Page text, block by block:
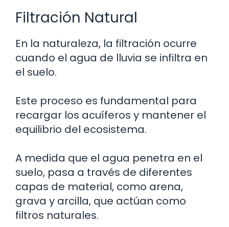
Filtración Natural
En la naturaleza, la filtración ocurre
cuando el agua de lluvia se infiltra en
el suelo.
Este proceso es fundamental para
recargar los acuíferos y mantener el
equilibrio del ecosistema.
A medida que el agua penetra en el
suelo, pasa a través de diferentes
capas de material, como arena,
grava y arcilla, que actúan como
filtros naturales.